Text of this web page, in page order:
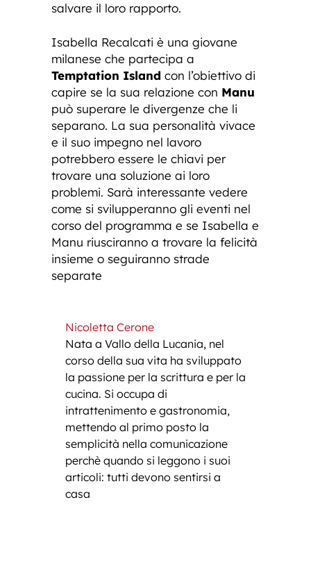
salvare il loro rapporto.
Isabella Recalcati è una giovane
milanese che partecipa a
Temptation Island con l’obiettivo di
capire se la sua relazione con Manu
può superare le divergenze che li
separano. La sua personalità vivace
e il suo impegno nel lavoro
potrebbero essere le chiavi per
trovare una soluzione ai loro
problemi. Sarà interessante vedere
come si svilupperanno gli eventi nel
corso del programma e se Isabella e
Manu riusciranno a trovare la felicità
insieme o seguiranno strade
separate
Nicoletta Cerone
Nata a Vallo della Lucania, nel
corso della sua vita ha sviluppato
la passione per la scrittura e per la
cucina. Si occupa di
intrattenimento e gastronomia,
mettendo al primo posto la
semplicità nella comunicazione
perchè quando si leggono i suoi
articoli: tutti devono sentirsi a
casa